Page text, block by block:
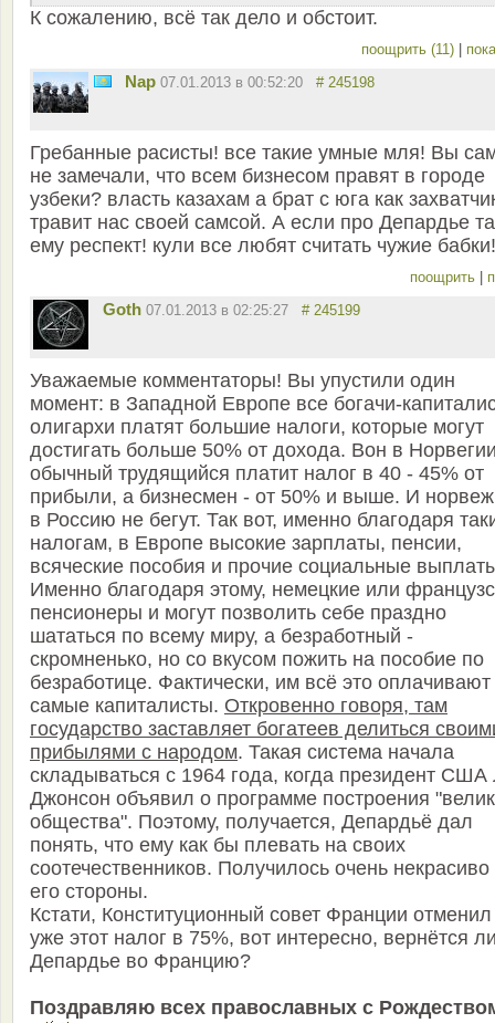
К сожалению, всё так дело и обстоит.
поощрить (11) |
Nap 07.01.2013 в 00:52:20 # 245198
Гребанные расисты! все такие умные мля! Вы
не замечали, что всем бизнесом правят в городе
узбеки? власть казахам а брат с юга как
травит нас своей самсой. А если про Депардье
ему респект! кули все любят считать чужие бабки!
поощрить |
Goth 07.01.2013 в 02:25:27 # 245199
Уважаемые комментаторы! Вы упустили один
момент: в Западной Европе все богачи-
олигархи платят большие налоги, которые могут
достигать больше 50% от дохода. Вон в
обычный трудящийся платит налог в 40 - 45% от
прибыли, а бизнесмен - от 50% и выше. И
в Россию не бегут. Так вот, именно благодаря
налогам, в Европе высокие зарплаты, пенсии,
всяческие пособия и прочие социальные
Именно благодаря этому, немецкие или
пенсионеры и могут позволить себе праздно
шататься по всему миру, а безработный -
скромненько, но со вкусом пожить на пособие по
безработице. Фактически, им всё это оплачивают
самые капиталисты. Откровенно говоря, там
государство заставляет богатеев делиться
прибылями с народом. Такая система начала
складываться с 1964 года, когда президент США
Джонсон объявил о программе построения
общества". Поэтому, получается, Депардьё дал
понять, что ему как бы плевать на своих
соотечественников. Получилось очень некрасиво
его стороны.
Кстати, Конституционный совет Франции отменил
уже этот налог в 75%, вот интересно, вернётся
Депардье во Францию?
Поздравляю всех православных с